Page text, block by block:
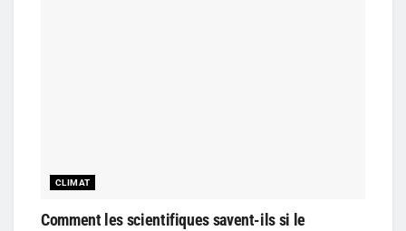
CLIMAT
Comment les scientifiques savent-ils si le